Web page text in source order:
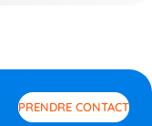
PRENDRE CONTACT